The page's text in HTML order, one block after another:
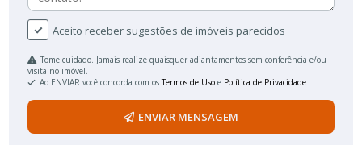
Aceito receber sugestões de imóveis parecidos
visita no imóvel.
Ao ENVIAR você concorda com osTermos de UsoePolítica de Privacidade